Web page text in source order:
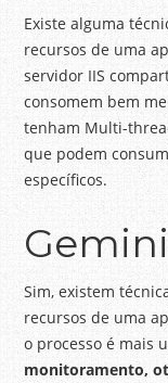
Existe alguma
recursos de uma
servidor IIS
consomem bem
tenham Multi-
que podem
específicos.
Gemini
Sim, existem
recursos de uma
o processo é mais
monitoramento,